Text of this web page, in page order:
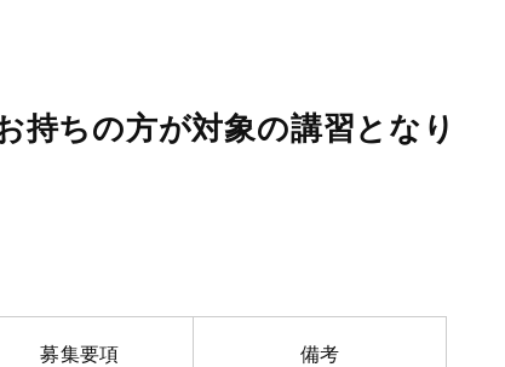
持ちの方が対象の講習となり
募集要項 備考